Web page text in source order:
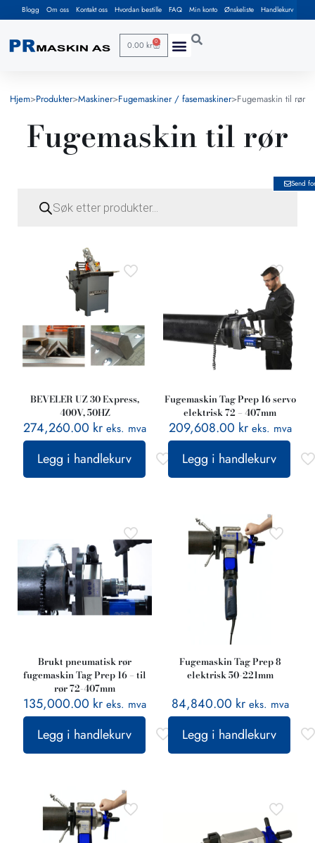
Blogg Om oss Kontakt oss Hvordan bestille FAQ Min konto Ønskeliste Handlekurv
0.00 kr 0
Hjem>Produkter>Maskiner>Fugemaskiner / fasemaskiner>Fugemaskin til rør
Fugemaskin til rør
BEVELER UZ 30 Express,
400V, 50HZ
274,260.00 kr eks. mva
Legg i handlekurv
Fugemaskin Tag Prep 16 servo
elektrisk 72 – 407mm
209,608.00 kr eks. mva
Legg i handlekurv
Brukt pneumatisk rør
fugemaskin Tag Prep 16 – til
rør 72-407mm
135,000.00 kr eks. mva
Legg i handlekurv
Fugemaskin Tag Prep 8
elektrisk 50-221mm
84,840.00 kr eks. mva
Legg i handlekurv
Send